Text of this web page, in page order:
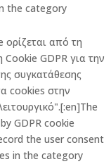
the category
ορίζεται από τη
GDPR για την
συγκατάθεσης
cookies στην
GDPR cookie
the user consent
in the category